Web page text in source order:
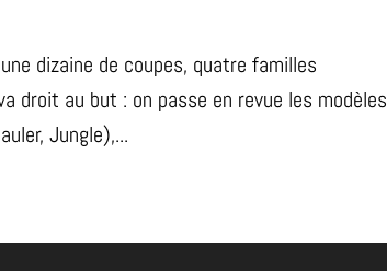
dizaine de coupes, quatre familles
droit au but : on passe en revue les modèles
Jungle),...